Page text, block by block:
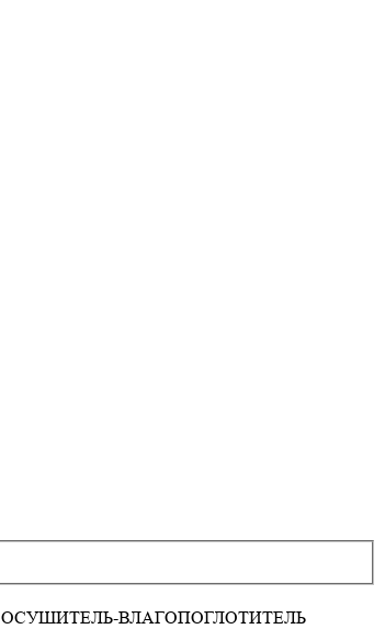
ОСУШИТЕЛЬ-ВЛАГОПОГЛОТИТЕЛЬ